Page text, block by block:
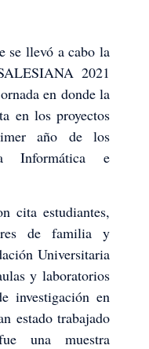
se llevó a cabo la
2021
en donde la
en los proyectos
año de los
Informática e
cita estudiantes,
de familia y
Universitaria
y laboratorios
investigación en
estado trabajado
una muestra